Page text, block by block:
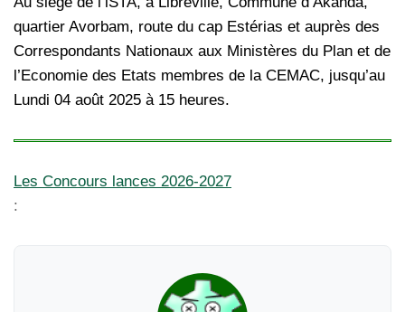
quartier Avorbam, route du cap Estérias et auprès des
Correspondants Nationaux aux Ministères du Plan et de
l’Economie des Etats membres de la CEMAC, jusqu’au
Lundi 04 août 2025 à 15 heures.
Les Concours lances 2026-2027
: